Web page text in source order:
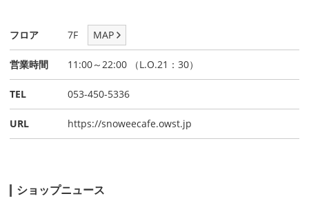
フロア 7F MAP
営業時間 11:00～22:00 （L.O.21：30）
TEL 053-450-5336
URL https://snoweecafe.owst.jp
ショップニュース